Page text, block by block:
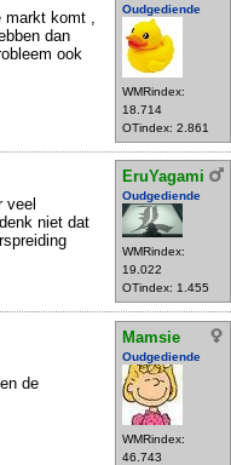
Oudgediende
WMRindex:
18.714
OTindex: 2.861
komt ,
dan
ook
EruYagami
Oudgediende
WMRindex:
19.022
OTindex: 1.455
veel
niet dat
Mamsie
Oudgediende
WMRindex:
46.743
de